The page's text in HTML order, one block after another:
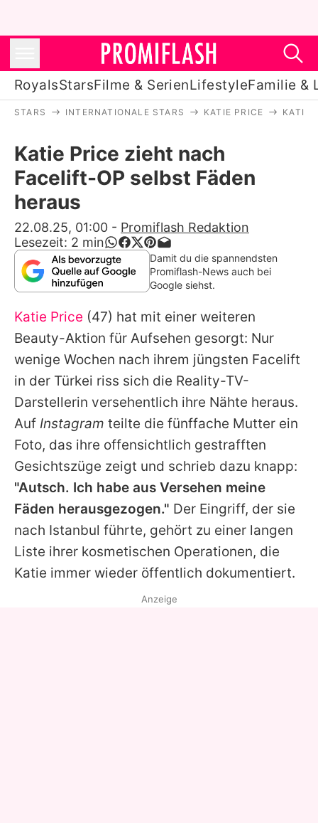
RoyalsStarsFilme & SerienLifestyleFamilie &
Stars
Filme & Serien
Lifestyle
Familie & Liebe
Promiflash Exklusiv
Alle Themen auf Promiflash
Jobs
App runterladen
Team
Redaktionelle Richtlinien
Impressum
Datenschutzerklärung
Nutzungsbedingungen
Utiq verwalten
STARS INTERNATIONALE STARS KATIE PRICE KATIE
Katie Price zieht nach
Facelift-OP selbst Fäden
heraus
22.08.25, 01:00 - Promiflash Redaktion
Lesezeit: 2 min
Damit du die spannendsten
Promiflash-News auch bei
Google siehst.
Katie Price (47) hat mit einer weiteren
Beauty-Aktion für Aufsehen gesorgt: Nur
wenige Wochen nach ihrem jüngsten Facelift
in der Türkei riss sich die Reality-TV-
Darstellerin versehentlich ihre Nähte heraus.
Auf Instagram teilte die fünffache Mutter ein
Foto, das ihre offensichtlich gestrafften
Gesichtszüge zeigt und schrieb dazu knapp:
"Autsch. Ich habe aus Versehen meine
Fäden herausgezogen." Der Eingriff, der sie
nach Istanbul führte, gehört zu einer langen
Liste ihrer kosmetischen Operationen, die
Katie immer wieder öffentlich dokumentiert.
Anzeige